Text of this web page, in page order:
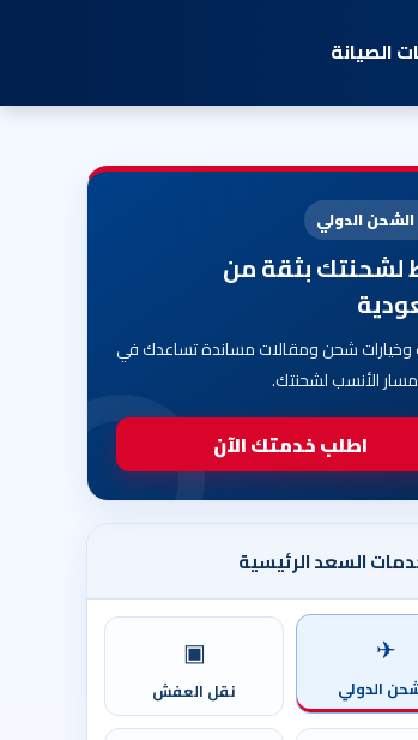
الصيانة
الدولي
بثقة من
شحن ومقالات مساندة تساعدك في
الأنسب لشحنتك.
اطلب خدمتك الآن
السعد الرئيسية
✈
الدولي
▣
نقل العفش